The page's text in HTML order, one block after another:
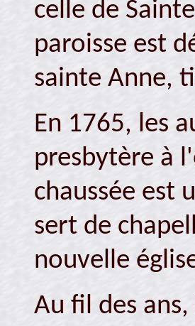
celle de
paroisse est
sainte Anne,
En 1765, les
presbytère à
chaussée est
sert de
nouvelle
Au fil des